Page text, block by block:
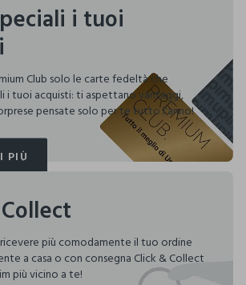
i tuoi
Club solo le carte fedeltà che
i tuoi acquisti: ti aspettano vantaggi,
pensate solo per te tutto l'anno!
PIÙ
PIÙ
più comodamente il tuo ordine
a casa o con consegna Click & Collect
più vicino a te!